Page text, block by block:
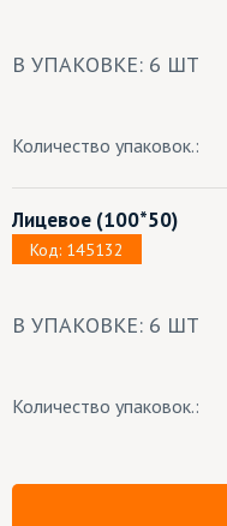
В УПАКОВКЕ: 6 ШТ
Количество упаковок.:
Лицевое (100*50)
Код: 145132
В УПАКОВКЕ: 6 ШТ
Количество упаковок.: